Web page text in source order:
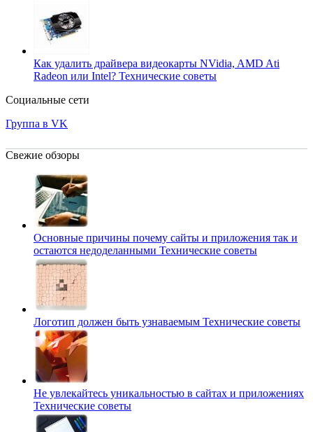
Как удалить драйвера видеокарты NVidia, AMD Ati
Radeon или Intel? Технические советы
Социальные сети
Группа в VK
Свежие обзоры
Основные причины почему сайты и приложения так и
остаются недоделанными Технические советы
Логотип должен быть узнаваемым Технические советы
Не увлекайтесь уникальностью в сайтах и приложениях
Технические советы